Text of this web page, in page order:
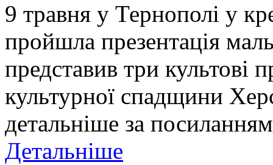
9 травня у Тернополі у
пройшла презентація
представив три культові
культурної спадщини
детальніше за
Детальніше